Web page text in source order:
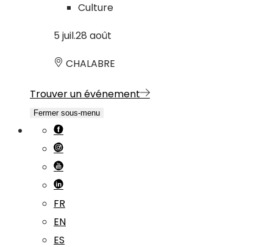
Culture
5 juil.28 août
CHALABRE
Trouver un événement
Fermer sous-menu
FR
EN
ES